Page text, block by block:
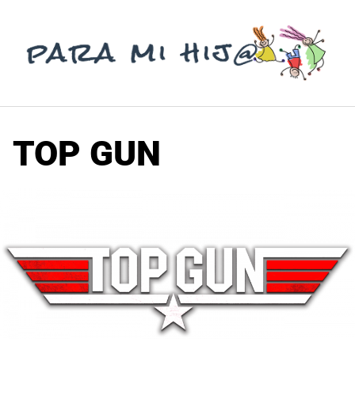
contenido
TOP GUN